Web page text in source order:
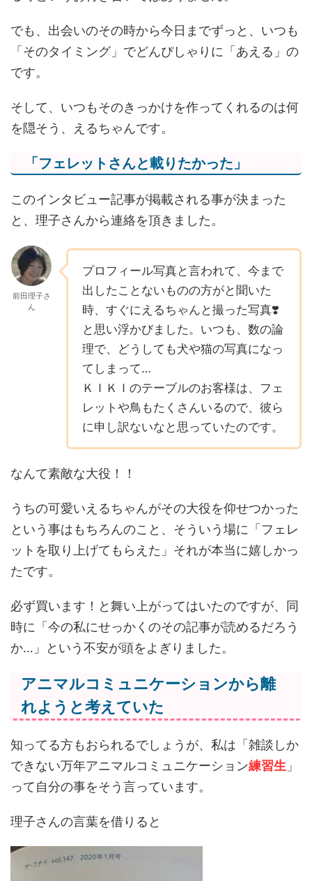
でも、出会いのその時から今日までずっと、いつも
「そのタイミング」でどんぴしゃりに「あえる」の
です。
そして、いつもそのきっかけを作ってくれるのは何
を隠そう、えるちゃんです。
「フェレットさんと載りたかった」
このインタビュー記事が掲載される事が決まった
と、理子さんから連絡を頂きました。
前田理子さ
ん
プロフィール写真と言われて、今まで
出したことないものの方がと聞いた
時、すぐにえるちゃんと撮った写真❣️
と思い浮かびました。いつも、数の論
理で、どうしても犬や猫の写真になっ
てしまって…
ＫＩＫＩのテーブルのお客様は、フェ
レットや鳥もたくさんいるので、彼ら
に申し訳ないなと思っていたのです。
なんて素敵な大役！！
うちの可愛いえるちゃんがその大役を仰せつかった
という事はもちろんのこと、そういう場に「フェレ
ットを取り上げてもらえた」それが本当に嬉しかっ
たです。
必ず買います！と舞い上がってはいたのですが、同
時に「今の私にせっかくのその記事が読めるだろう
か…」という不安が頭をよぎりました。
アニマルコミュニケーションから離
れようと考えていた
知ってる方もおられるでしょうが、私は「雑談しか
できない万年アニマルコミュニケーション練習生 」
って自分の事をそう言っています。
理子さんの言葉を借りると